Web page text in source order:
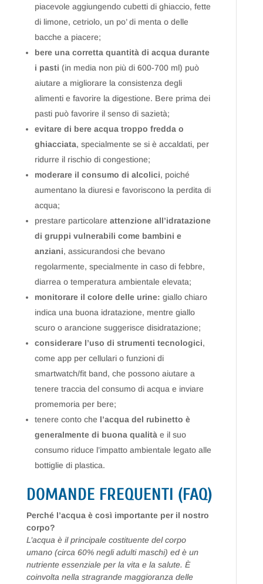
piacevole aggiungendo cubetti di ghiaccio, fette
di limone, cetriolo, un po’ di menta o delle
bacche a piacere;
bere una corretta quantità di acqua durante
i pasti (in media non più di 600-700 ml) può
aiutare a migliorare la consistenza degli
alimenti e favorire la digestione. Bere prima dei
pasti può favorire il senso di sazietà;
evitare di bere acqua troppo fredda o
ghiacciata, specialmente se si è accaldati, per
ridurre il rischio di congestione;
moderare il consumo di alcolici, poiché
aumentano la diuresi e favoriscono la perdita di
acqua;
prestare particolare attenzione all’idratazione
di gruppi vulnerabili come bambini e
anziani, assicurandosi che bevano
regolarmente, specialmente in caso di febbre,
diarrea o temperatura ambientale elevata;
monitorare il colore delle urine: giallo chiaro
indica una buona idratazione, mentre giallo
scuro o arancione suggerisce disidratazione;
considerare l’uso di strumenti tecnologici,
come app per cellulari o funzioni di
smartwatch/fit band, che possono aiutare a
tenere traccia del consumo di acqua e inviare
promemoria per bere;
tenere conto che l’acqua del rubinetto è
generalmente di buona qualitàe il suo
consumo riduce l’impatto ambientale legato alle
bottiglie di plastica.
DOMANDE FREQUENTI (FAQ)
Perché l’acqua è così importante per il nostro
corpo?
L’acqua è il principale costituente del corpo
umano (circa 60% negli adulti maschi) ed è un
nutriente essenziale per la vita e la salute. È
coinvolta nella stragrande maggioranza delle